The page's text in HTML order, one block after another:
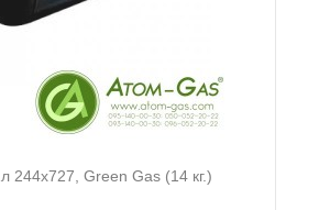
244х727, Green Gas (14 кг.)